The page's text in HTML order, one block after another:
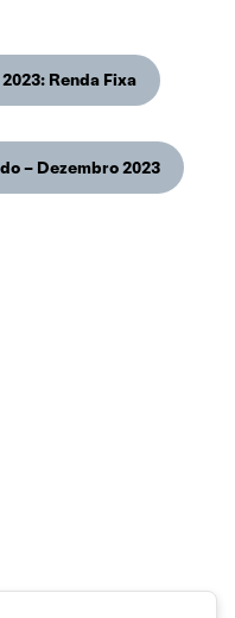
Renda Fixa
– Dezembro 2023